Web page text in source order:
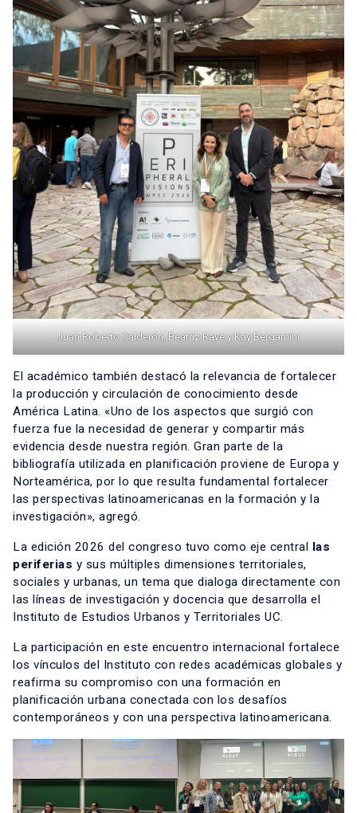
Juan Roberto Calderón, Beatriz Rave y Kay Bergamini
El académico también destacó la relevancia de fortalecer
la producción y circulación de conocimiento desde
América Latina. «Uno de los aspectos que surgió con
fuerza fue la necesidad de generar y compartir más
evidencia desde nuestra región. Gran parte de la
bibliografía utilizada en planificación proviene de Europa y
Norteamérica, por lo que resulta fundamental fortalecer
las perspectivas latinoamericanas en la formación y la
investigación», agregó.
La edición 2026 del congreso tuvo como eje central las
periferias y sus múltiples dimensiones territoriales,
sociales y urbanas, un tema que dialoga directamente con
las líneas de investigación y docencia que desarrolla el
Instituto de Estudios Urbanos y Territoriales UC.
La participación en este encuentro internacional fortalece
los vínculos del Instituto con redes académicas globales y
reafirma su compromiso con una formación en
planificación urbana conectada con los desafíos
contemporáneos y con una perspectiva latinoamericana.